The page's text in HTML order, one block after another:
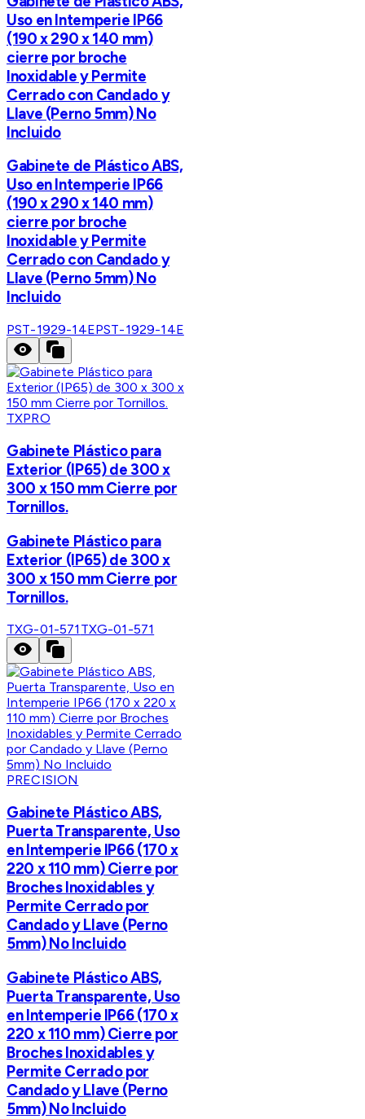
Uso en Intemperie IP66
(190 x 290 x 140 mm)
cierre por broche
Inoxidable y Permite
Cerrado con Candado y
Llave (Perno 5mm) No
Incluido
Gabinete de Plástico ABS,
Uso en Intemperie IP66
(190 x 290 x 140 mm)
cierre por broche
Inoxidable y Permite
Cerrado con Candado y
Llave (Perno 5mm) No
Incluido
PST-1929-14EPST-1929-14E
TXPRO
Gabinete Plástico para
Exterior (IP65) de 300 x
300 x 150 mm Cierre por
Tornillos.
Gabinete Plástico para
Exterior (IP65) de 300 x
300 x 150 mm Cierre por
Tornillos.
TXG-01-571 TXG-01-571
PRECISION
Gabinete Plástico ABS,
Puerta Transparente, Uso
en Intemperie IP66 (170 x
220 x 110 mm) Cierre por
Broches Inoxidables y
Permite Cerrado por
Candado y Llave (Perno
5mm) No Incluido
Gabinete Plástico ABS,
Puerta Transparente, Uso
en Intemperie IP66 (170 x
220 x 110 mm) Cierre por
Broches Inoxidables y
Permite Cerrado por
Candado y Llave (Perno
5mm) No Incluido